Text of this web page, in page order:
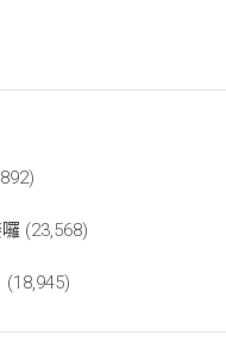
(23,568)
(18,945)